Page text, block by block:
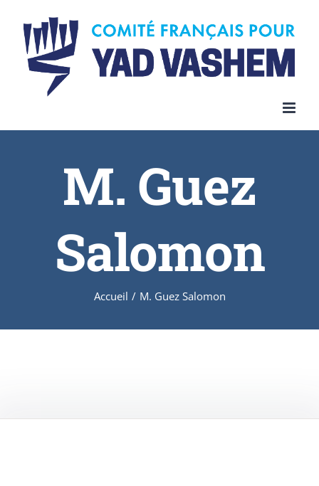
content
M. Guez
Salomon
Accueil / M. Guez Salomon